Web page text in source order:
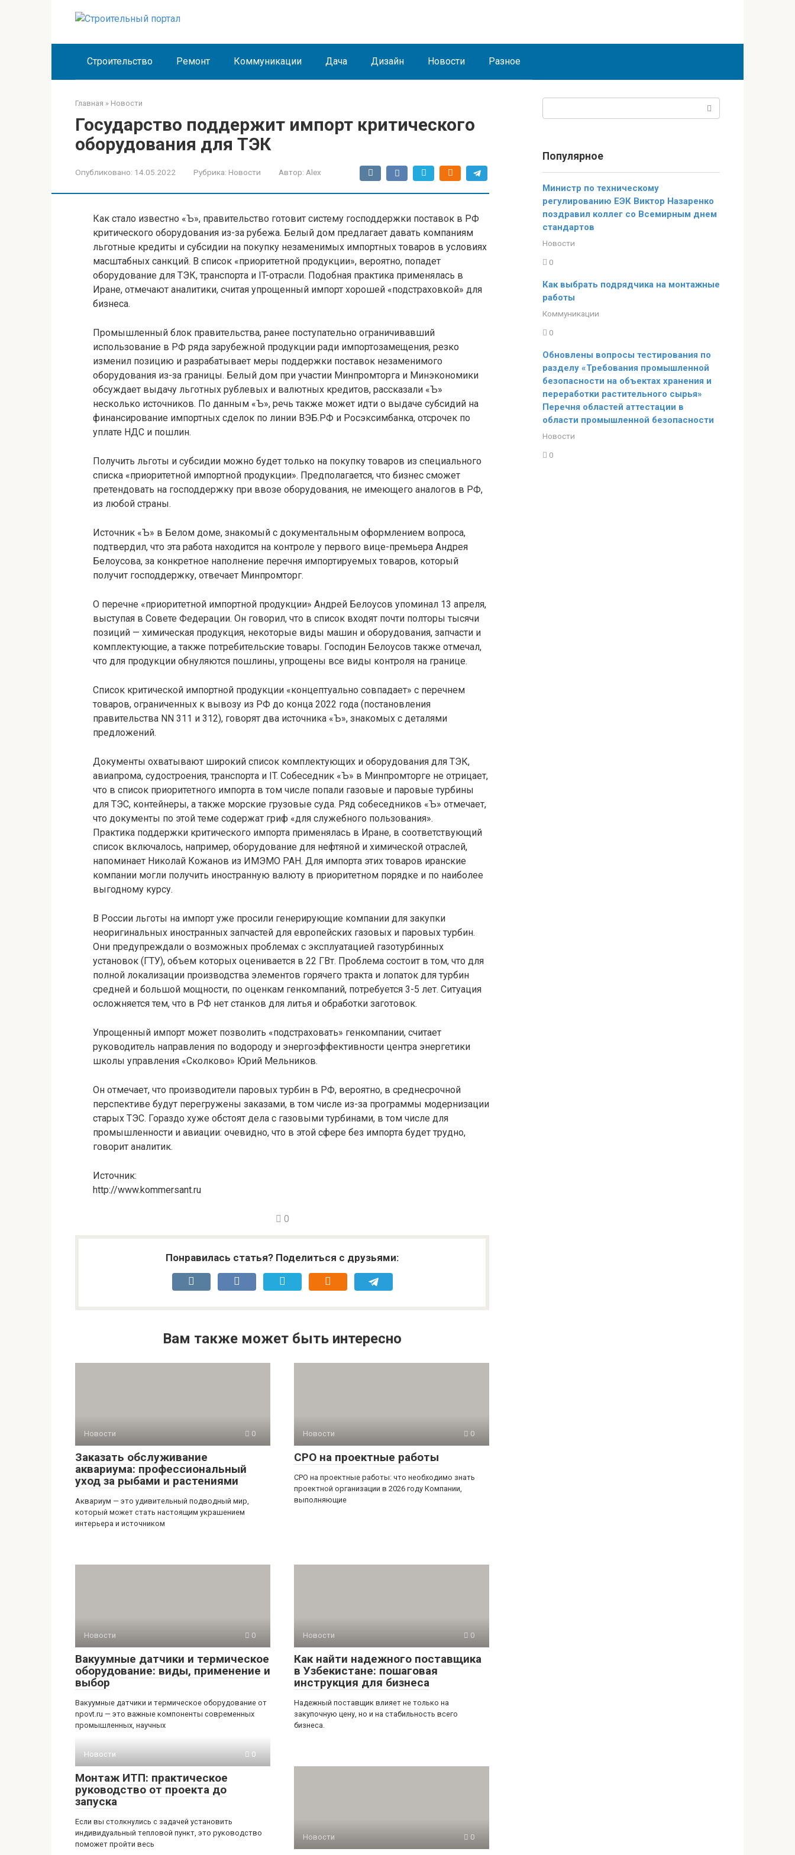
Строительство Ремонт Коммуникации Дача Дизайн Новости Разное
Главная » Новости
Государство поддержит импорт критического
оборудования для ТЭК
Опубликовано: 14.05.2022 Рубрика: Новости Автор: Alex
Как стало известно «Ъ», правительство готовит систему господдержки поставок в РФ
критического оборудования из-за рубежа. Белый дом предлагает давать компаниям
льготные кредиты и субсидии на покупку незаменимых импортных товаров в условиях
масштабных санкций. В список «приоритетной продукции», вероятно, попадет
оборудование для ТЭК, транспорта и IT-отрасли. Подобная практика применялась в
Иране, отмечают аналитики, считая упрощенный импорт хорошей «подстраховкой» для
бизнеса.
Промышленный блок правительства, ранее поступательно ограничивавший
использование в РФ ряда зарубежной продукции ради импортозамещения, резко
изменил позицию и разрабатывает меры поддержки поставок незаменимого
оборудования из-за границы. Белый дом при участии Минпромторга и Минэкономики
обсуждает выдачу льготных рублевых и валютных кредитов, рассказали «Ъ»
несколько источников. По данным «Ъ», речь также может идти о выдаче субсидий на
финансирование импортных сделок по линии ВЭБ.РФ и Росэксимбанка, отсрочек по
уплате НДС и пошлин.
Получить льготы и субсидии можно будет только на покупку товаров из специального
списка «приоритетной импортной продукции». Предполагается, что бизнес сможет
претендовать на господдержку при ввозе оборудования, не имеющего аналогов в РФ,
из любой страны.
Источник «Ъ» в Белом доме, знакомый с документальным оформлением вопроса,
подтвердил, что эта работа находится на контроле у первого вице-премьера Андрея
Белоусова, за конкретное наполнение перечня импортируемых товаров, который
получит господдержку, отвечает Минпромторг.
О перечне «приоритетной импортной продукции» Андрей Белоусов упоминал 13 апреля,
выступая в Совете Федерации. Он говорил, что в список входят почти полторы тысячи
позиций — химическая продукция, некоторые виды машин и оборудования, запчасти и
комплектующие, а также потребительские товары. Господин Белоусов также отмечал,
что для продукции обнуляются пошлины, упрощены все виды контроля на границе.
Список критической импортной продукции «концептуально совпадает» с перечнем
товаров, ограниченных к вывозу из РФ до конца 2022 года (постановления
правительства NN 311 и 312), говорят два источника «Ъ», знакомых с деталями
предложений.
Документы охватывают широкий список комплектующих и оборудования для ТЭК,
авиапрома, судостроения, транспорта и IT. Собеседник «Ъ» в Минпромторге не отрицает,
что в список приоритетного импорта в том числе попали газовые и паровые турбины
для ТЭС, контейнеры, а также морские грузовые суда. Ряд собеседников «Ъ» отмечает,
что документы по этой теме содержат гриф «для служебного пользования».
Практика поддержки критического импорта применялась в Иране, в соответствующий
список включалось, например, оборудование для нефтяной и химической отраслей,
напоминает Николай Кожанов из ИМЭМО РАН. Для импорта этих товаров иранские
компании могли получить иностранную валюту в приоритетном порядке и по наиболее
выгодному курсу.
В России льготы на импорт уже просили генерирующие компании для закупки
неоригинальных иностранных запчастей для европейских газовых и паровых турбин.
Они предупреждали о возможных проблемах с эксплуатацией газотурбинных
установок (ГТУ), объем которых оценивается в 22 ГВт. Проблема состоит в том, что для
полной локализации производства элементов горячего тракта и лопаток для турбин
средней и большой мощности, по оценкам генкомпаний, потребуется 3-5 лет. Ситуация
осложняется тем, что в РФ нет станков для литья и обработки заготовок.
Упрощенный импорт может позволить «подстраховать» генкомпании, считает
руководитель направления по водороду и энергоэффективности центра энергетики
школы управления «Сколково» Юрий Мельников.
Он отмечает, что производители паровых турбин в РФ, вероятно, в среднесрочной
перспективе будут перегружены заказами, в том числе из-за программы модернизации
старых ТЭС. Гораздо хуже обстоят дела с газовыми турбинами, в том числе для
промышленности и авиации: очевидно, что в этой сфере без импорта будет трудно,
говорит аналитик.
Источник:
http://www.kommersant.ru
0
Понравилась статья? Поделиться с друзьями:
Вам также может быть интересно
Новости 0
Заказать обслуживание
аквариума: профессиональный
уход за рыбами и растениями
Аквариум — это удивительный подводный мир,
который может стать настоящим украшением
интерьера и источником
Новости 0
СРО на проектные работы
СРО на проектные работы: что необходимо знать
проектной организации в 2026 году Компании,
выполняющие
Новости 0
Вакуумные датчики и термическое
оборудование: виды, применение и
выбор
Вакуумные датчики и термическое оборудование от
npovt.ru — это важные компоненты современных
промышленных, научных
Новости 0
Как найти надежного поставщика
в Узбекистане: пошаговая
инструкция для бизнеса
Надежный поставщик влияет не только на
закупочную цену, но и на стабильность всего
бизнеса.
Новости 0
Монтаж ИТП: практическое
руководство от проекта до
запуска
Если вы столкнулись с задачей установить
индивидуальный тепловой пункт, это руководство
поможет пройти весь
Новости 0
Популярное
Министр по техническому
регулированию ЕЭК Виктор Назаренко
поздравил коллег со Всемирным днем
стандартов
Новости
0
Как выбрать подрядчика на монтажные
работы
Коммуникации
0
Обновлены вопросы тестирования по
разделу «Требования промышленной
безопасности на объектах хранения и
переработки растительного сырья»
Перечня областей аттестации в
области промышленной безопасности
Новости
0